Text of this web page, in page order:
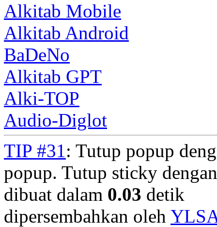
Alkitab Mobile
Alkitab Android
BaDeNo
Alkitab GPT
Alki-TOP
Audio-Diglot
TIP #31: Tutup popup
popup. Tutup sticky
dibuat dalam 0.03 detik
dipersembahkan oleh